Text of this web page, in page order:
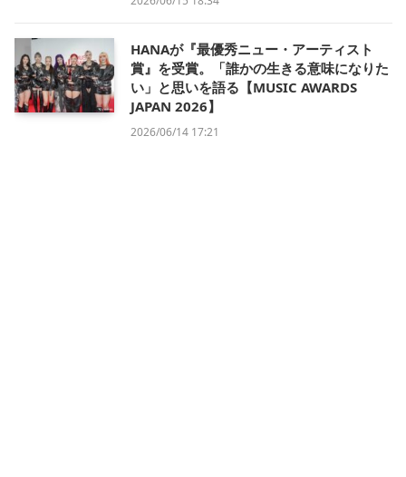
HANAが『最優秀ニュー・アーティスト
賞』を受賞。「誰かの生きる意味になりた
い」と思いを語る【MUSIC AWARDS
JAPAN 2026】
2026/06/14 17:21